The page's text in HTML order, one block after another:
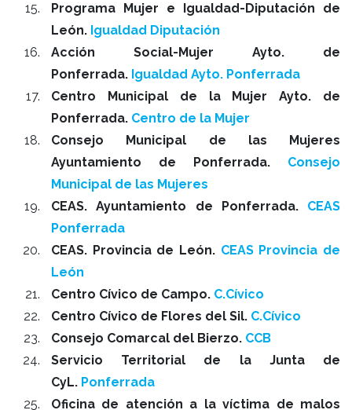
Programa Mujer e Igualdad-Diputación de
León. Igualdad Diputación
Acción Social-Mujer Ayto. de
Ponferrada. Igualdad Ayto. Ponferrada
Centro Municipal de la Mujer Ayto. de
Ponferrada. Centro de la Mujer
Consejo Municipal de las Mujeres
Ayuntamiento de Ponferrada. Consejo
Municipal de las Mujeres
CEAS. Ayuntamiento de Ponferrada. CEAS
Ponferrada
CEAS. Provincia de León. CEAS Provincia de
León
Centro Cívico de Campo. C.Cívico
Centro Cívico de Flores del Sil. C.Cívico
Consejo Comarcal del Bierzo. CCB
Servicio Territorial de la Junta de
CyL. Ponferrada
Oficina de atención a la víctima de malos